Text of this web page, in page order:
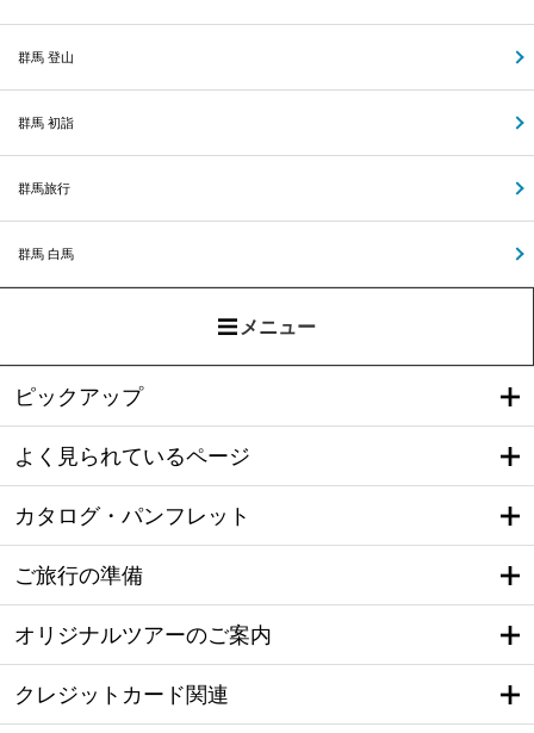
群馬 登山
群馬 初詣
群馬旅行
群馬 白馬
メニュー
ピックアップ
よく見られているページ
カタログ・パンフレット
ご旅行の準備
オリジナルツアーのご案内
クレジットカード関連